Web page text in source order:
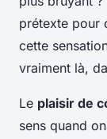
prétexte pour
cette
vraiment là,
Le plaisir de
sens quand